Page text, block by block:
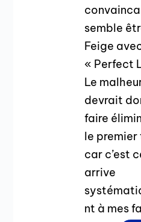
semble
Feige
« Perfect
Le
devrait
faire
le premier
car c’est
arrive
nt à mes